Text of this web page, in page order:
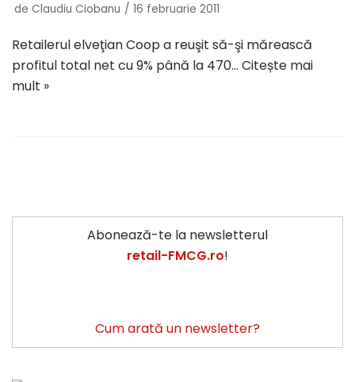
de Claudiu Ciobanu 16 februarie 2011
Retailerul elveţian Coop a reuşit să-şi mărească
profitul total net cu 9% până la 470… Citește mai
mult »
Abonează-te la newsletterul
retail-FMCG.ro!
Cum arată un newsletter?